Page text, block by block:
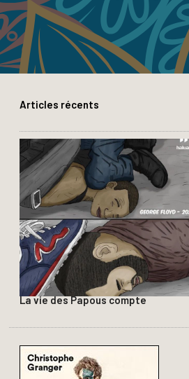
Articles récents
La vie des Papous compte